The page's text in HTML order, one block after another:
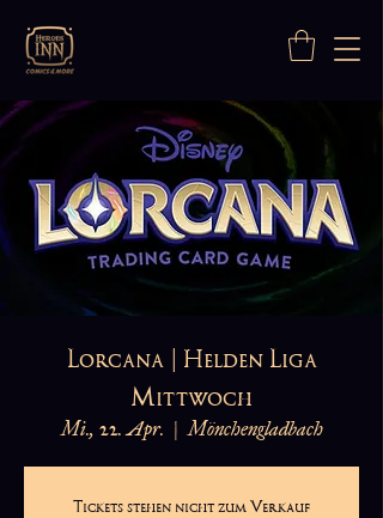
Lorcana | Helden Liga
Mittwoch
Mi., 22. Apr.
  |
Mönchengladbach
Tickets stehen nicht zum Verkauf